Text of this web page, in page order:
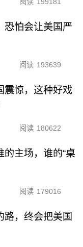
阅读 199181
恐怕会让美国严
阅读 193639
震惊，这种好戏
阅读 180622
的主场，谁的“桌
阅读 179016
路，终会把美国